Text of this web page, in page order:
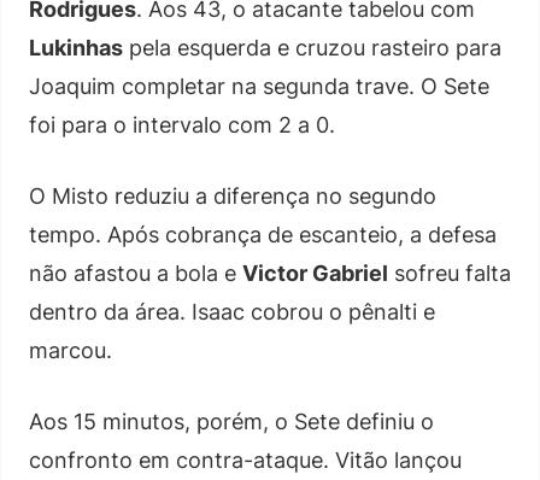
Rodrigues. Aos 43, o atacante tabelou com
Lukinhas pela esquerda e cruzou rasteiro para
Joaquim completar na segunda trave. O Sete
foi para o intervalo com 2 a 0.
O Misto reduziu a diferença no segundo
tempo. Após cobrança de escanteio, a defesa
não afastou a bola e Victor Gabriel sofreu falta
dentro da área. Isaac cobrou o pênalti e
marcou.
Aos 15 minutos, porém, o Sete definiu o
confronto em contra-ataque. Vitão lançou